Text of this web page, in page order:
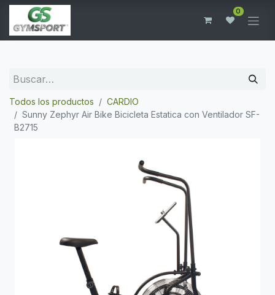
0
Todos los productos
CARDIO
Sunny Zephyr Air Bike Bicicleta Estatica con Ventilador SF-
B2715